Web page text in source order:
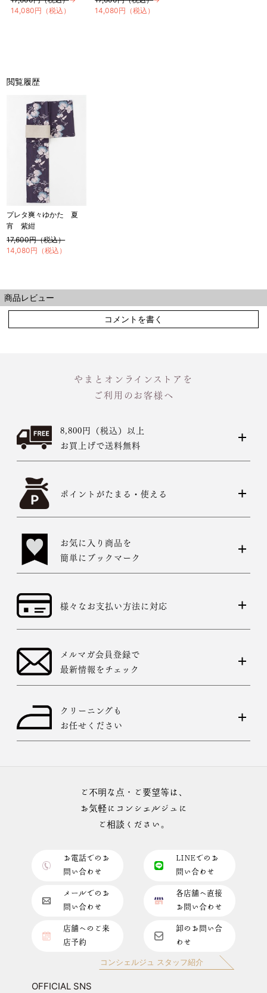
14,080円（税込）
14,080円（税込）
閲覧履歴
プレタ爽々ゆかた 夏
宵 紫紺
17,600円（税込）
14,080円（税込）
商品レビュー
コメントを書く
やまとオンラインストアを
ご利用のお客様へ
8,800円（税込）以上
お買上げで送料無料
ポイントがたまる・使える
お気に入り商品を
簡単にブックマーク
様々なお支払い方法に対応
メルマガ会員登録で
最新情報をチェック
クリーニングも
お任せください
ご不明な点・ご要望等は、
お気軽にコンシェルジュに
ご相談ください。
お電話でのお
問い合わせ
LINEでのお
問い合わせ
メールでのお
問い合わせ
各店舗へ直接
お問い合わせ
店舗へのご来
店予約
卸のお問い合
わせ
コンシェルジュ スタッフ紹介
OFFICIAL SNS